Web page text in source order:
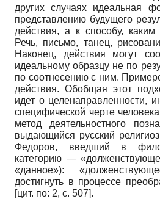
других случаях идеальная
представлению будущего
действия, а к способу, каким
Речь, письмо, танец,
Наконец, действия могут
идеальному образцу не по
по соотнесению с ним.
действия. Обобщая этот
идет о целенаправленности,
специфической черте
метод деятельностного
выдающийся русский
Федоров, введший в
категорию —
«данное»):
достигнуть в процессе
[цит. по: 2, с. 507].